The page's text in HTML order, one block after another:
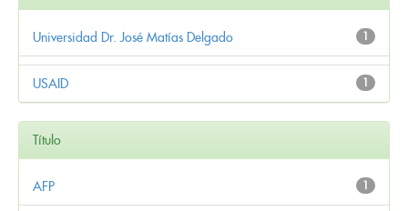
1
Universidad Dr. José Matías Delgado
1
USAID
Título
1
AFP